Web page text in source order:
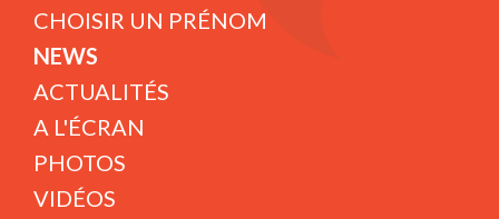
CHOISIR UN PRÉNOM
NEWS
ACTUALITÉS
A L'ÉCRAN
PHOTOS
VIDÉOS